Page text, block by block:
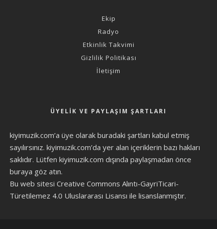
Ekip
Radyo
Etkinlik Takvimi
Gizlilik Politikası
İletişim
ÜYELIK VE PAYLAŞIM ŞARTLARI
kiyimuzik.com’a üye olarak buradaki şartları kabul etmiş
sayılırsınız. kiyimuzik.com’da yer alan içeriklerin bazı hakları
saklıdır. Lütfen kiyimuzik.com dışında paylaşmadan önce
buraya göz atın.
Bu web sitesi Creative Commons Alıntı-GayriTicari-
Türetilemez 4.0 Uluslararası Lisansı ile lisanslanmıştır.